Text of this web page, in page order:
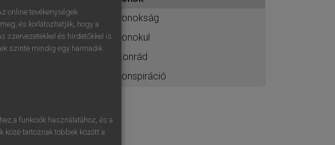
elindításához
ésbelépek.
konokság
konokul
Konrád
konspiráció
online tevékenységek
és korlátozhatják, hogy a
szervezetekkel és hirdetőkkel is
szinte mindig egy harmadik
funkciók használatához, és a
közé tartoznak többek között a